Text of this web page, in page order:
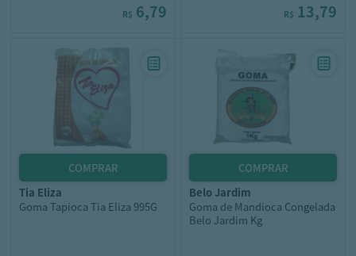
R$ 6,79 R$ 13,79
tia eliza
Goma Tapioca Tia Eliza 995G
belo jardim
Goma de Mandioca Congelada
Belo Jardim Kg